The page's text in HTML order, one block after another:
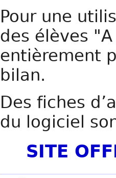
Pour une
des élèves
entièrement
bilan.
Des fiches
du logiciel
SITE